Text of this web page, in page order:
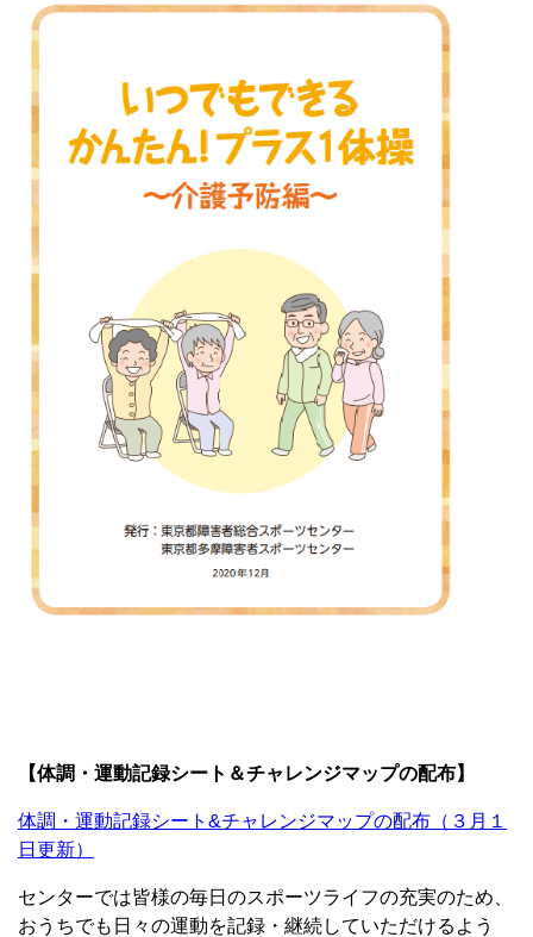
【体調・運動記録シート＆チャレンジマップの配布】
体調・運動記録シート&チャレンジマップの配布（３月１
日更新）
センターでは皆様の毎日のスポーツライフの充実のため、
おうちでも日々の運動を記録・継続していただけるよう